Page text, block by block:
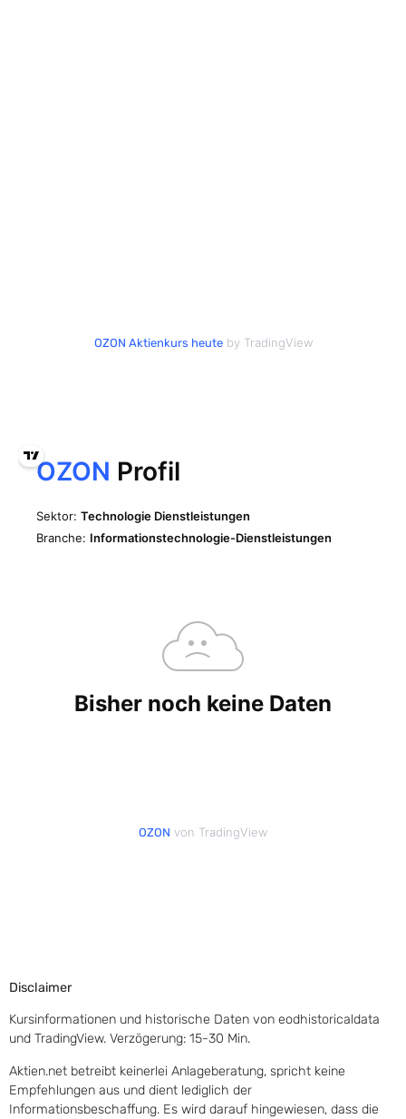
OZON Aktienkurs heuteby TradingView
OZON von TradingView
Disclaimer
Kursinformationen und historische Daten von eodhistoricaldata
und TradingView. Verzögerung: 15-30 Min.
Aktien.net betreibt keinerlei Anlageberatung, spricht keine
Empfehlungen aus und dient lediglich der
Informationsbeschaffung. Es wird darauf hingewiesen, dass die